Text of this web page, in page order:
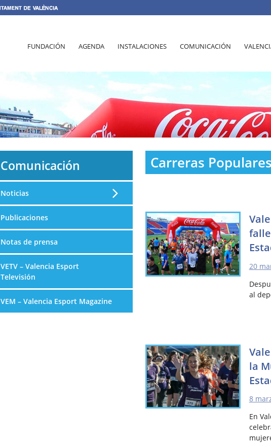
FUNDACIÓN AGENDA INSTALACIONES COMUNICACIÓN
Carreras Populares
20
al
la
8
En
Comunicación
Noticias
Publicaciones
Notas de prensa
VETV – Valencia Esport
Televisión
VEM – Valencia Esport Magazine